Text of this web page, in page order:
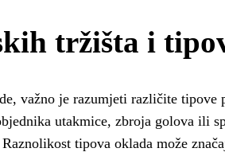
tržišta i
važno je razumjeti različite tipove
utakmice, zbroja golova ili
tipova oklada može